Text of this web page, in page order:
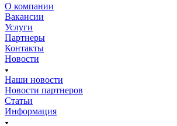
О компании
Вакансии
Услуги
Партнеры
Контакты
Новости
Наши новости
Новости партнеров
Статьи
Информация